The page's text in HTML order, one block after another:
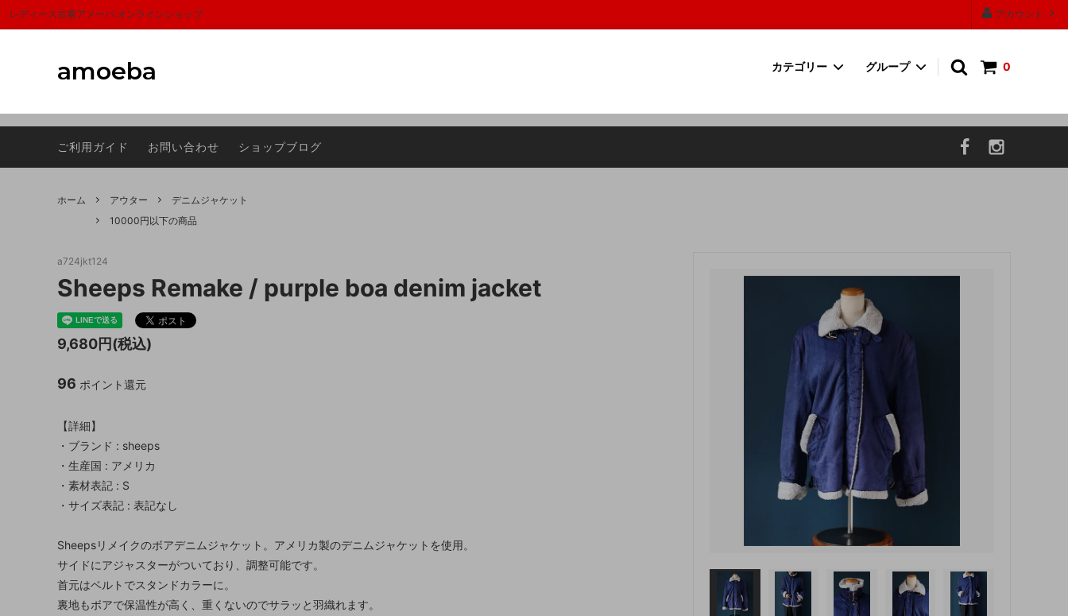
アカウント
レディース古着アメーバ オンラインショップ
amoeba 0
カテゴリー
スカーフ シューズ
グループ
Sheeps(シープス） ラグマット
ェ)
ご利用ガイド お問い合わせ ショップブログ
ホーム アウター
デニムジャケット
10000円以下の商品
a724jkt124
Sheeps Remake / purple boa denim jacket
9,680円(税込)
96 ポイント還元
【詳細】
・ブランド : sheeps
・生産国 : アメリカ
・素材表記 : S
・サイズ表記 : 表記なし
Sheepsリメイクのボアデニムジャケット。アメリカ製のデニムジャケットを使用。
サイドにアジャスターがついており、調整可能です。
首元はベルトでスタンドカラーに。
裏地もボアで保温性が高く、重くないのでサラッと羽織れます。